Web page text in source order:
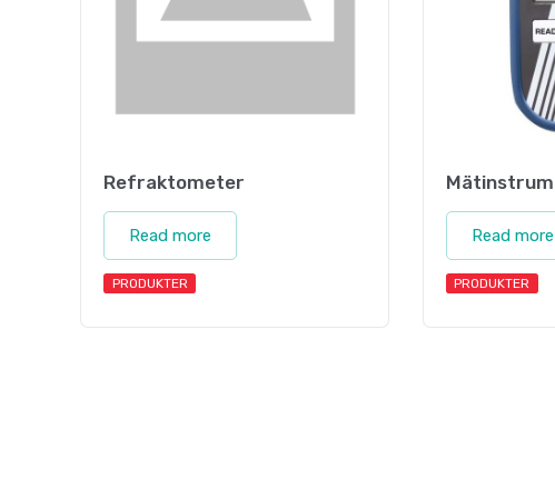
Refraktometer
Read more
PRODUKTER
Read more
PRODUKTER